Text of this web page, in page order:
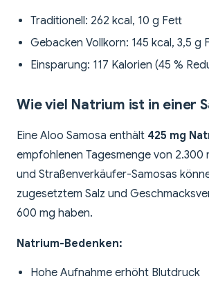
Traditionell: 262 kcal, 10 g Fett
Gebacken Vollkorn: 145 kcal, 3,5 g
Einsparung: 117 Kalorien (45 %
Wie viel Natrium ist in einer
Eine Aloo Samosa enthält 425 mg
empfohlenen Tagesmenge von 2.300
und Straßenverkäufer-Samosas
zugesetztem Salz und
600 mg haben.
Natrium-Bedenken:
Hohe Aufnahme erhöht Blutdruck